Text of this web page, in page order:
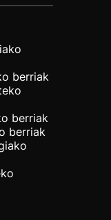
berriak
berriak
berriak